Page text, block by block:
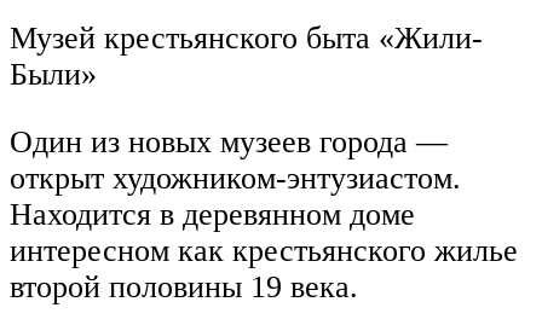
Музей крестьянского быта «Жили-
Были»
Один из новых музеев города —
открыт художником-энтузиастом.
Находится в деревянном доме
интересном как крестьянского жилье
второй половины 19 века.